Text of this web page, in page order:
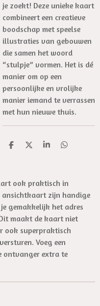
je zoekt! Deze unieke kaart
combineert een creatieve
boodschap met speelse
illustraties van gebouwen
die samen het woord
“stulpje” vormen. Het is dé
manier om op een
persoonlijke en vrolijke
manier iemand te verrassen
met hun nieuwe thuis.
D
D
S
e
D
n
ook praktisch in
ansichtkaart zijn handige
gemakkelijk het adres
maakt de kaart niet
ook superpraktisch
Voeg een
ontvanger extra te